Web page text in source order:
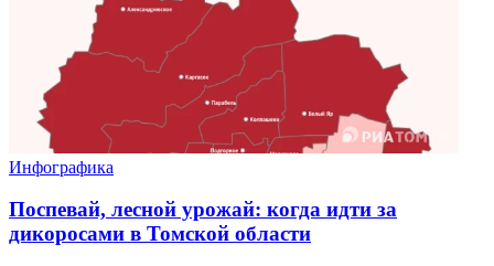
Инфографика
Поспевай, лесной урожай: когда идти за
дикоросами в Томской области